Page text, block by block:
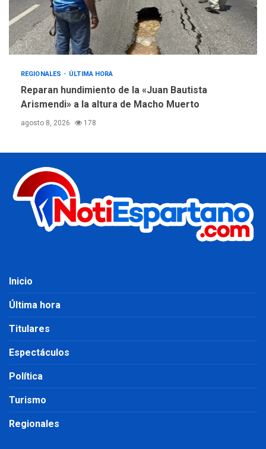
REGIONALES ÚLTIMA HORA
Reparan hundimiento de la «Juan Bautista
Arismendi» a la altura de Macho Muerto
agosto 8, 2026 178
Inicio
Última hora
Titulares
Espectáculos
Política
Turismo
Regionales